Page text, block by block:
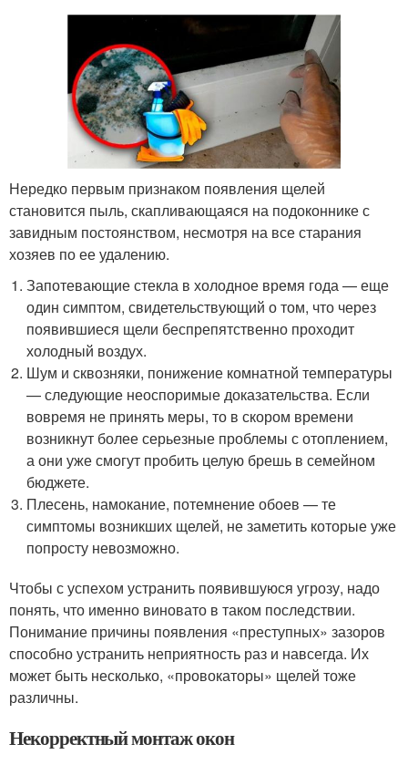
Нередко первым признаком появления щелей
становится пыль, скапливающаяся на подоконнике с
завидным постоянством, несмотря на все старания
хозяев по ее удалению.
Запотевающие стекла в холодное время года — еще
один симптом, свидетельствующий о том, что через
появившиеся щели беспрепятственно проходит
холодный воздух.
Шум и сквозняки, понижение комнатной температуры
— следующие неоспоримые доказательства. Если
вовремя не принять меры, то в скором времени
возникнут более серьезные проблемы с отоплением,
а они уже смогут пробить целую брешь в семейном
бюджете.
Плесень, намокание, потемнение обоев — те
симптомы возникших щелей, не заметить которые уже
попросту невозможно.
Чтобы с успехом устранить появившуюся угрозу, надо
понять, что именно виновато в таком последствии.
Понимание причины появления «преступных» зазоров
способно устранить неприятность раз и навсегда. Их
может быть несколько, «провокаторы» щелей тоже
различны.
Некорректный монтаж окон